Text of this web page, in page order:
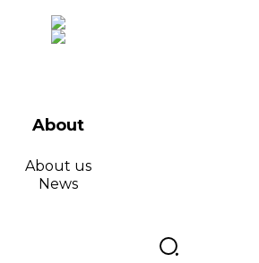
About
About us
News